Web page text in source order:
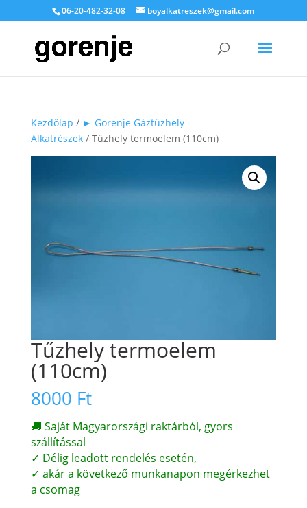
06-20-482-32-08 boyalkatreszek@gmail.com
Kezdőlap / ► Gorenje Gáztűzhely
Alkatrészek/ Tűzhely termoelem (110cm)
Tűzhely termoelem
(110cm)
8000 Ft
🚚 Saját Magyarországi raktárból, gyors
szállítással
✓ Délig leadott rendelés esetén,
✓ akár a következő munkanapon megérkezhet
a csomag